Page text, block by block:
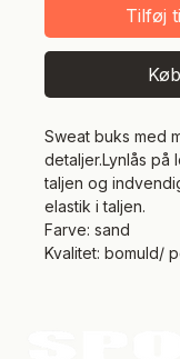
Tilføj
Sweat buks med
detaljer.Lynlås på
taljen og
elastik i taljen.
Farve: sand
Kvalitet: bomuld/